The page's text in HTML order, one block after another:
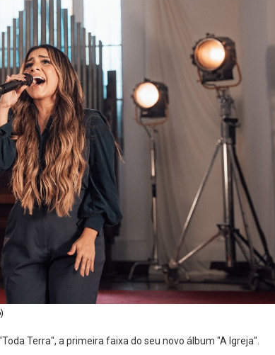
Terra", a primeira faixa do seu novo álbum "A Igreja".